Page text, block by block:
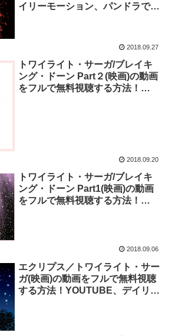
イリーモーション、パンドラで観
2018.09.27
トワイライト・サーガ/ブレイキ
ング・ドーン Part２(映画)の動画
をフルで無料視聴する方法！
2018.09.20
トワイライト・サーガ/ブレイキ
ング・ドーン Part1(映画)の動画
をフルで無料視聴する方法！
2018.09.06
エクリプス／トワイライト・サー
ガ(映画)の動画をフルで無料視聴
する方法！YOUTUBE、デイリー